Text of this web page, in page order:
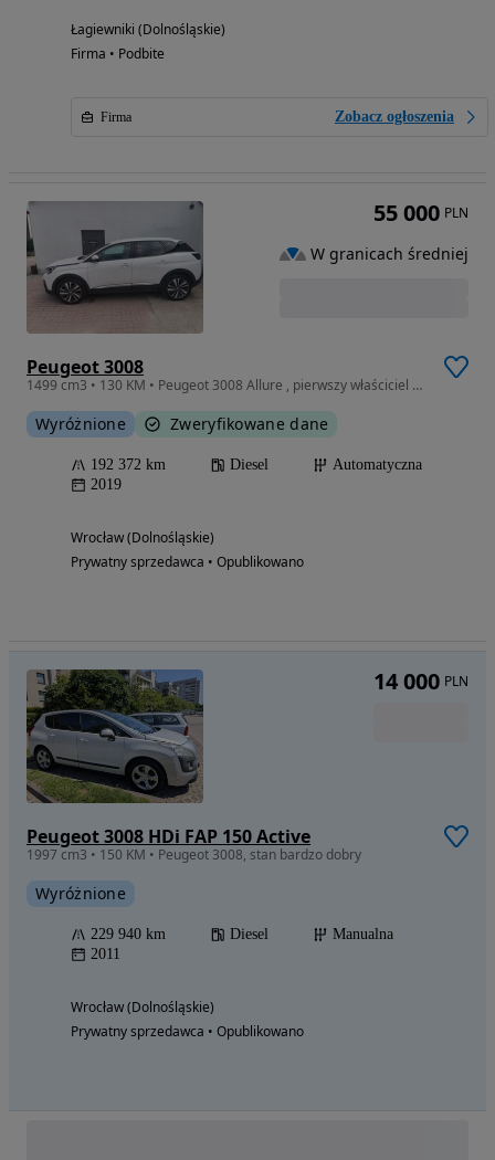
Łagiewniki (Dolnośląskie)
Firma • Podbite
Firma Zobacz ogłoszenia
Peugeot 3008
1499 cm3 • 130 KM • Peugeot 3008 Allure , pierwszy właściciel w Polsce
Wyróżnione Zweryfikowane dane
192 372 km Diesel
Automatyczna
2019
Wrocław (Dolnośląskie)
Prywatny sprzedawca • Opublikowano
55 000 PLN
W granicach średniej
Peugeot 3008 HDi FAP 150 Active
1997 cm3 • 150 KM • Peugeot 3008, stan bardzo dobry
Wyróżnione
229 940 km Diesel
Manualna
2011
Wrocław (Dolnośląskie)
Prywatny sprzedawca • Opublikowano
14 000 PLN